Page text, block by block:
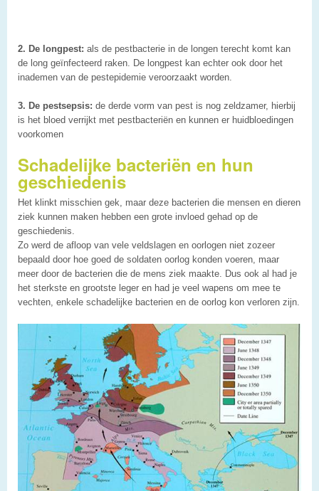
2. De longpest: als de pestbacterie in de longen terecht komt kan
de long geïnfecteerd raken. De longpest kan echter ook door het
inademen van de pestepidemie veroorzaakt worden.
3. De pestsepsis: de derde vorm van pest is nog zeldzamer, hierbij
is het bloed verrijkt met pestbacteriën en kunnen er huidbloedingen
voorkomen
Schadelijke bacteriën en hun
geschiedenis
Het klinkt misschien gek, maar deze bacterien die mensen en dieren
ziek kunnen maken hebben een grote invloed gehad op de
geschiedenis.
Zo werd de afloop van vele veldslagen en oorlogen niet zozeer
bepaald door hoe goed de soldaten oorlog konden voeren, maar
meer door de bacterien die de mens ziek maakte. Dus ook al had je
het sterkste en grootste leger en had je veel wapens om mee te
vechten, enkele schadelijke bacterien en de oorlog kon verloren zijn.